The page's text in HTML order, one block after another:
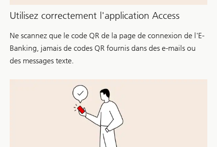
Utilisez correctement l'application Access
Ne scannez que le code QR de la page de connexion de l'E-
Banking, jamais de codes QR fournis dans des e-mails ou
des messages texte.